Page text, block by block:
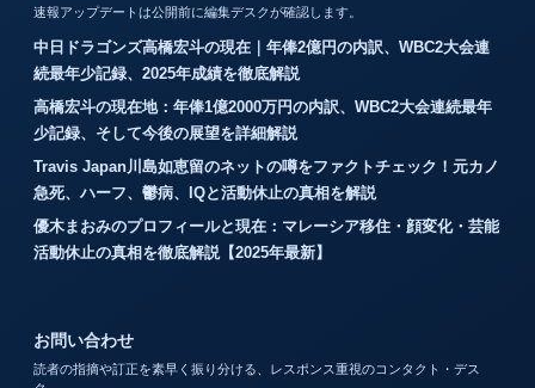
速報アップデートは公開前に編集デスクが確認します。
中日ドラゴンズ高橋宏斗の現在｜年俸2億円の内訳、WBC2大会連
続最年少記録、2025年成績を徹底解説
高橋宏斗の現在地：年俸1億2000万円の内訳、WBC2大会連続最年
少記録、そして今後の展望を詳細解説
Travis Japan川島如恵留のネットの噂をファクトチェック！元カノ
急死、ハーフ、鬱病、IQと活動休止の真相を解説
優木まおみのプロフィールと現在：マレーシア移住・顔変化・芸能
活動休止の真相を徹底解説【2025年最新】
お問い合わせ
読者の指摘や訂正を素早く振り分ける、レスポンス重視のコンタクト・デス